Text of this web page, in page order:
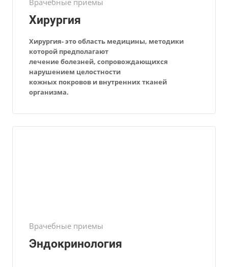
Врачебные приемы
Хирургия
Хирургия- это область медицины, методики
которой предполагают
лечение болезней, сопровождающихся
нарушением целостности
кожных покровов и внутренних тканей
организма.
Врачебные приемы
Эндокринология